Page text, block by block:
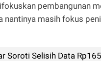
pembangunan
nantinya masih fokus
Soroti Selisih Data